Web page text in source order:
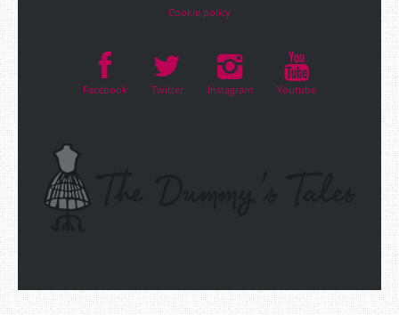
Cookie policy
Facebook Twitter Instagram Youtube